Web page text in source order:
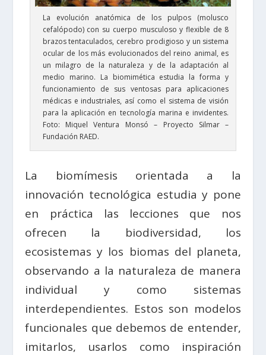
La evolución anatómica de los pulpos (molusco
cefalópodo) con su cuerpo musculoso y flexible de 8
brazos tentaculados, cerebro prodigioso y un sistema
ocular de los más evolucionados del reino animal, es
un milagro de la naturaleza y de la adaptación al
medio marino. La biomimética estudia la forma y
funcionamiento de sus ventosas para aplicaciones
médicas e industriales, así como el sistema de visión
para la aplicación en tecnología marina e invidentes.
Foto: Miquel Ventura Monsó – Proyecto Silmar –
Fundación RAED.
La biomímesis orientada a la
innovación tecnológica estudia y pone
en práctica las lecciones que nos
ofrecen la biodiversidad, los
ecosistemas y los biomas del planeta,
observando a la naturaleza de manera
individual y como sistemas
interdependientes. Estos son modelos
funcionales que debemos de entender,
imitarlos, usarlos como inspiración